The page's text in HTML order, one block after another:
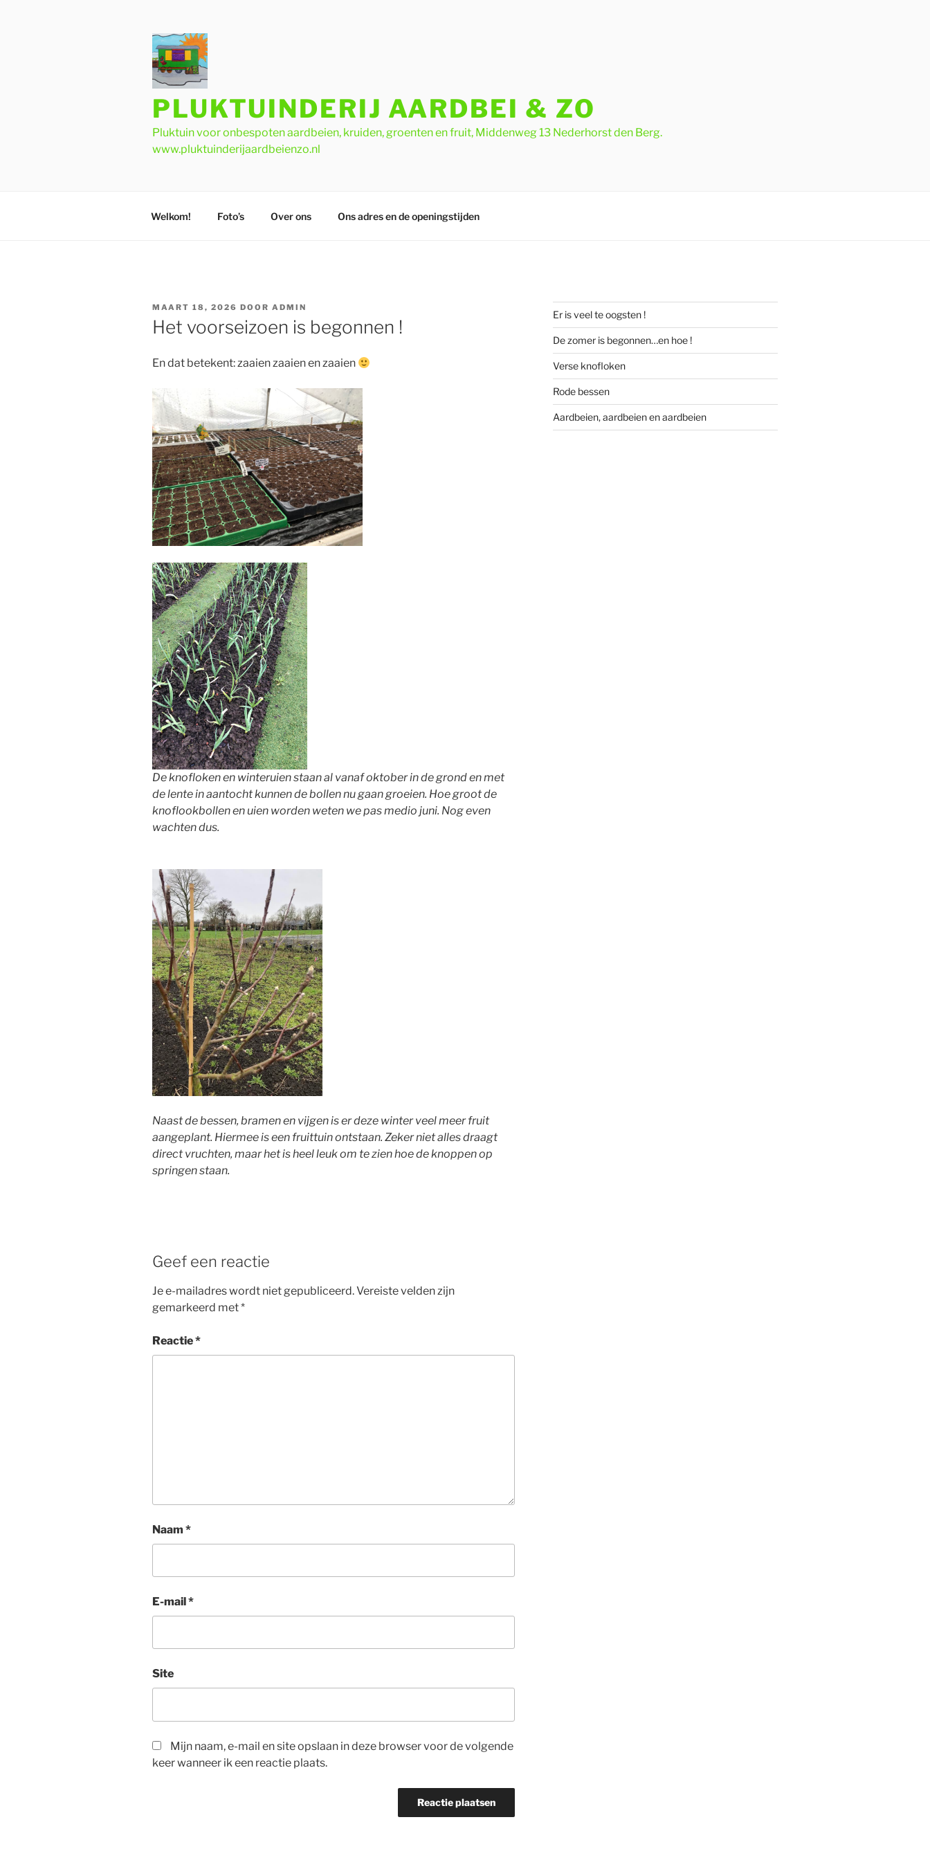
PLUKTUINDERIJ AARDBEI & ZO
Pluktuin voor onbespoten aardbeien, kruiden, groenten en fruit, Middenweg 13 Nederhorst den Berg.
www.pluktuinderijaardbeienzo.nl
Welkom! Foto’s Over ons Ons adres en de openingstijden
GEPLAATST
OP
MAART 18, 2026 DOOR ADMIN
Het voorseizoen is begonnen !
En dat betekent: zaaien zaaien en zaaien
De knofloken en winteruien staan al vanaf oktober in de grond en met
de lente in aantocht kunnen de bollen nu gaan groeien. Hoe groot de
knoflookbollen en uien worden weten we pas medio juni. Nog even
wachten dus.
Naast de bessen, bramen en vijgen is er deze winter veel meer fruit
aangeplant. Hiermee is een fruittuin ontstaan. Zeker niet alles draagt
direct vruchten, maar het is heel leuk om te zien hoe de knoppen op
springen staan.
Geef een reactie
Je e-mailadres wordt niet gepubliceerd.Vereiste velden zijn
gemarkeerd met*
Reactie*
Naam *
E-mail*
Site
Mijn naam, e-mail en site opslaan in deze browser voor de volgende
keer wanneer ik een reactie plaats.
Er is veel te oogsten !
De zomer is begonnen…en hoe !
Verse knofloken
Rode bessen
Aardbeien, aardbeien en aardbeien